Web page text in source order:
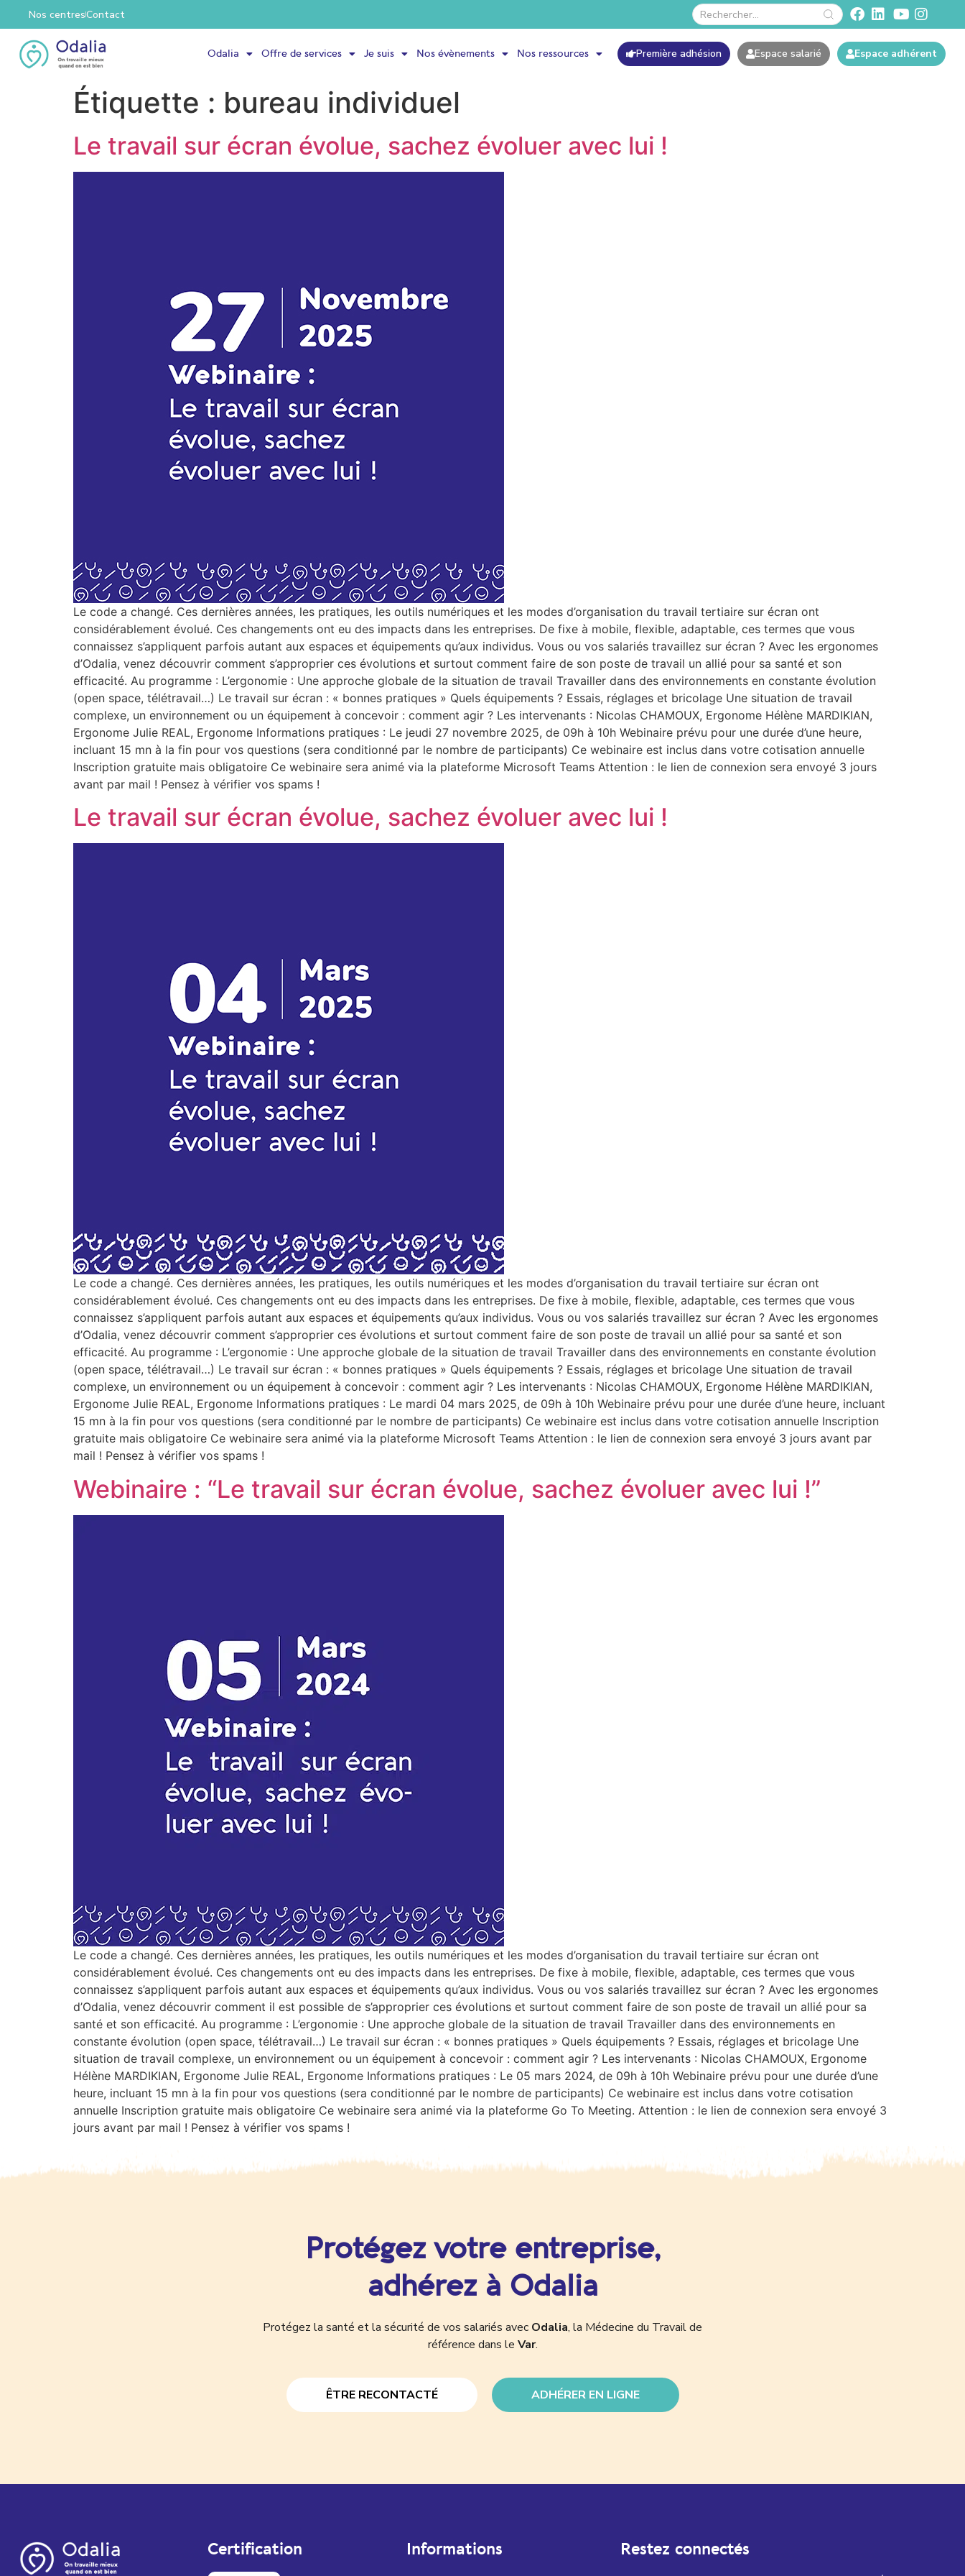
Nos centresContact
Odalia Offre de services Je suis Nos évènements Nos ressources Première adhésion Espace salarié Espace adhérent
Étiquette : bureau individuel
Le travail sur écran évolue, sachez évoluer avec lui !
Le code a changé. Ces dernières années, les pratiques, les outils numériques et les modes d’organisation du travail tertiaire sur écran ont
considérablement évolué. Ces changements ont eu des impacts dans les entreprises. De fixe à mobile, flexible, adaptable, ces termes que vous
connaissez s’appliquent parfois autant aux espaces et équipements qu’aux individus. Vous ou vos salariés travaillez sur écran ? Avec les ergonomes
d’Odalia, venez découvrir comment s’approprier ces évolutions et surtout comment faire de son poste de travail un allié pour sa santé et son
efficacité. Au programme : L’ergonomie : Une approche globale de la situation de travail Travailler dans des environnements en constante évolution
(open space, télétravail…) Le travail sur écran : « bonnes pratiques » Quels équipements ? Essais, réglages et bricolage Une situation de travail
complexe, un environnement ou un équipement à concevoir : comment agir ? Les intervenants : Nicolas CHAMOUX, Ergonome Hélène MARDIKIAN,
Ergonome Julie REAL, Ergonome Informations pratiques : Le jeudi 27 novembre 2025, de 09h à 10h Webinaire prévu pour une durée d’une heure,
incluant 15 mn à la fin pour vos questions (sera conditionné par le nombre de participants) Ce webinaire est inclus dans votre cotisation annuelle
Inscription gratuite mais obligatoire Ce webinaire sera animé via la plateforme Microsoft Teams Attention : le lien de connexion sera envoyé 3 jours
avant par mail ! Pensez à vérifier vos spams !
Le travail sur écran évolue, sachez évoluer avec lui !
Le code a changé. Ces dernières années, les pratiques, les outils numériques et les modes d’organisation du travail tertiaire sur écran ont
considérablement évolué. Ces changements ont eu des impacts dans les entreprises. De fixe à mobile, flexible, adaptable, ces termes que vous
connaissez s’appliquent parfois autant aux espaces et équipements qu’aux individus. Vous ou vos salariés travaillez sur écran ? Avec les ergonomes
d’Odalia, venez découvrir comment s’approprier ces évolutions et surtout comment faire de son poste de travail un allié pour sa santé et son
efficacité. Au programme : L’ergonomie : Une approche globale de la situation de travail Travailler dans des environnements en constante évolution
(open space, télétravail…) Le travail sur écran : « bonnes pratiques » Quels équipements ? Essais, réglages et bricolage Une situation de travail
complexe, un environnement ou un équipement à concevoir : comment agir ? Les intervenants : Nicolas CHAMOUX, Ergonome Hélène MARDIKIAN,
Ergonome Julie REAL, Ergonome Informations pratiques : Le mardi 04 mars 2025, de 09h à 10h Webinaire prévu pour une durée d’une heure, incluant
15 mn à la fin pour vos questions (sera conditionné par le nombre de participants) Ce webinaire est inclus dans votre cotisation annuelle Inscription
gratuite mais obligatoire Ce webinaire sera animé via la plateforme Microsoft Teams Attention : le lien de connexion sera envoyé 3 jours avant par
mail ! Pensez à vérifier vos spams !
Webinaire : “Le travail sur écran évolue, sachez évoluer avec lui !”
Le code a changé. Ces dernières années, les pratiques, les outils numériques et les modes d’organisation du travail tertiaire sur écran ont
considérablement évolué. Ces changements ont eu des impacts dans les entreprises. De fixe à mobile, flexible, adaptable, ces termes que vous
connaissez s’appliquent parfois autant aux espaces et équipements qu’aux individus. Vous ou vos salariés travaillez sur écran ? Avec les ergonomes
d’Odalia, venez découvrir comment il est possible de s’approprier ces évolutions et surtout comment faire de son poste de travail un allié pour sa
santé et son efficacité. Au programme : L’ergonomie : Une approche globale de la situation de travail Travailler dans des environnements en
constante évolution (open space, télétravail…) Le travail sur écran : « bonnes pratiques » Quels équipements ? Essais, réglages et bricolage Une
situation de travail complexe, un environnement ou un équipement à concevoir : comment agir ? Les intervenants : Nicolas CHAMOUX, Ergonome
Hélène MARDIKIAN, Ergonome Julie REAL, Ergonome Informations pratiques : Le 05 mars 2024, de 09h à 10h Webinaire prévu pour une durée d’une
heure, incluant 15 mn à la fin pour vos questions (sera conditionné par le nombre de participants) Ce webinaire est inclus dans votre cotisation
annuelle Inscription gratuite mais obligatoire Ce webinaire sera animé via la plateforme Go To Meeting. Attention : le lien de connexion sera envoyé 3
jours avant par mail ! Pensez à vérifier vos spams !
Protégez votre entreprise,
adhérez à Odalia
Protégez la santé et la sécurité de vos salariés avec Odalia, la Médecine du Travail de
référence dans le Var.
ÊTRE RECONTACTÉ ADHÉRER EN LIGNE
Certification
Informations
Restez connectés